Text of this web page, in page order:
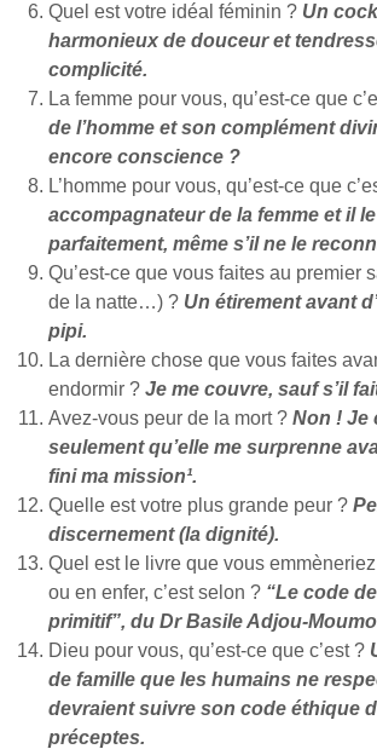
Quel est votre idéal féminin ? Un
harmonieux de douceur et
complicité.
La femme pour vous, qu’est-ce que
de l’homme et son complément
encore conscience ?
L’homme pour vous, qu’est-ce que
accompagnateur de la femme et il
parfaitement, même s’il ne le
Qu’est-ce que vous faites au premier
de la natte…) ? Un étirement avant
pipi.
La dernière chose que vous faites
endormir ? Je me couvre, sauf s’il
Avez-vous peur de la mort ? Non ! Je
seulement qu’elle me surprenne
fini ma mission¹.
Quelle est votre plus grande peur ?
discernement (la dignité).
Quel est le livre que vous
ou en enfer, c’est selon ? “Le code
primitif”, du Dr Basile Adjou-
Dieu pour vous, qu’est-ce que c’est ?
de famille que les humains ne
devraient suivre son code éthique
préceptes.